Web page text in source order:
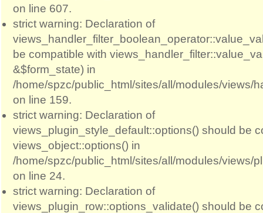
on line 607.
strict warning: Declaration of
be compatible with
&$form_state) in
/home/spzc/public_html/sites/all/modules/views/
on line 159.
strict warning: Declaration of
views_plugin_style_default::options() should be
views_object::options() in
/home/spzc/public_html/sites/all/modules/views/
on line 24.
strict warning: Declaration of
views_plugin_row::options_validate() should be